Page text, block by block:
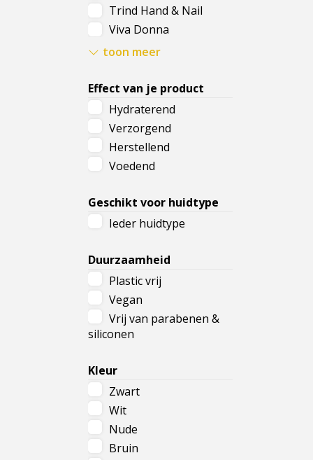
Trind Hand & Nail
Viva Donna
ZAO Skincare & Make-
toon meer
Effect van je product
Hydraterend
Verzorgend
Herstellend
Voedend
Geschikt voor huidtype
Ieder huidtype
Duurzaamheid
Plastic vrij
Vegan
Vrij van parabenen &
siliconen
Kleur
Zwart
Wit
Nude
Bruin